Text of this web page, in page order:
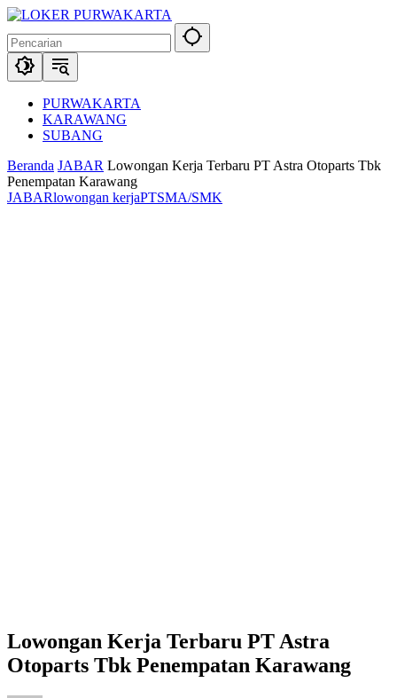
Langsung
konten
PURWAKARTA
KARAWANG
SUBANG
Beranda JABAR Lowongan Kerja Terbaru PT Astra Otoparts Tbk
Penempatan Karawang
JABARlowongan kerjaPTSMA/SMK
Lowongan Kerja Terbaru PT Astra
Otoparts Tbk Penempatan Karawang